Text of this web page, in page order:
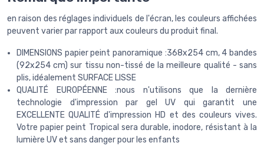
en raison des réglages individuels de l'écran, les couleurs affichées
peuvent varier par rapport aux couleurs du produit final.
DIMENSIONS papier peint panoramique :368x254 cm, 4 bandes
(92x254 cm) sur tissu non-tissé de la meilleure qualité - sans
plis, idéalement SURFACE LISSE
QUALITÉ EUROPÉENNE :nous n'utilisons que la dernière
technologie d'impression par gel UV qui garantit une
EXCELLENTE QUALITÉ d'impression HD et des couleurs vives.
Votre papier peint Tropical sera durable, inodore, résistant à la
lumière UV et sans danger pour les enfants